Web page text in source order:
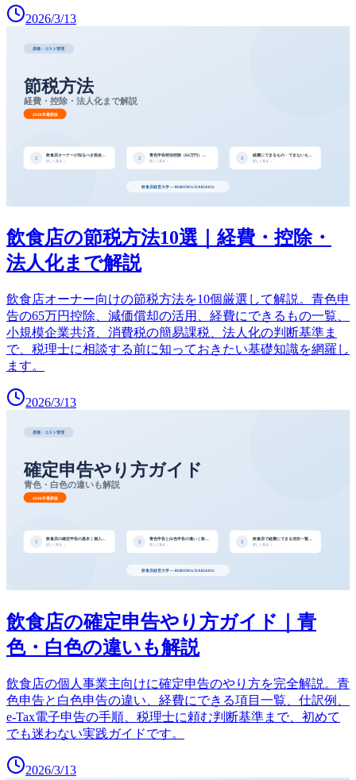
2026/3/13
飲食店の節税方法10選｜経費・控除・
法人化まで解説
飲食店オーナー向けの節税方法を10個厳選して解説。青色申
告の65万円控除、減価償却の活用、経費にできるもの一覧、
小規模企業共済、消費税の簡易課税、法人化の判断基準ま
で、税理士に相談する前に知っておきたい基礎知識を網羅し
ます。
2026/3/13
飲食店の確定申告やり方ガイド｜青
色・白色の違いも解説
飲食店の個人事業主向けに確定申告のやり方を完全解説。青
色申告と白色申告の違い、経費にできる項目一覧、仕訳例、
e-Tax電子申告の手順、税理士に頼む判断基準まで、初めて
でも迷わない実践ガイドです。
2026/3/13